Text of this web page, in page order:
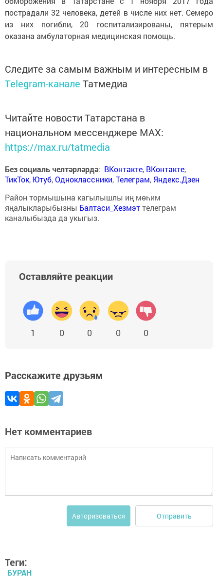
пострадали 32 человека, детей в числе них нет. Семеро
из них погибли, 20 госпитализированы, пятерым
оказана амбулаторная медицинская помощь.
Следите за самым важным и интересным в
Telegram-канале Татмедиа
Читайте новости Татарстана в
национальном мессенджере MАХ:
https://max.ru/tatmedia
Без социаль челтәрләрдә: ВКонтакте, ВКонтакте,
ТикТок, Ютуб,Одноклассники,Телеграм, Яндекс.Дзен
Район тормышына кагылышлы иң мөһим
яңалыкларыбызны Балтаси_Хезмэттелеграм
каналыбызда да укыгыз.
Оставляйте реакции
1 0 0 0 0
Расскажите друзьям
Нет комментариев
Авторизоваться Отправить
Теги:
БУРАН